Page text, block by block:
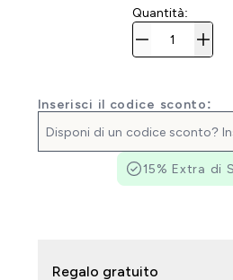
Quantità:
Inserisci il codice sconto:
15% Extra di
Regalo gratuito